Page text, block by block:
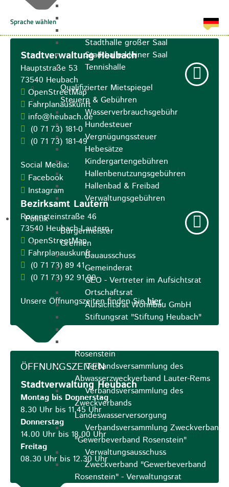
Stadthalle großer Saal
Stadthalle kleiner Saal
Tennishalle
Qualifizierter Mietspiegel
Steuern & Gebühren
Wasserverbrauchsgebühr
Hundesteuer
Vergnügungssteuer
Hebesätze
Kindergartengebühren
Hallenbenutzungsgebühren
Hallenbad & Freibad
Verwaltungsgebühren
Politik
Bürgermeister
Gremien
Bauausschuss
Gemeinderat
GEO - Vertreter im Aufsichtsrat
Ortschaftsrat
Aufsichtsrat Wohnbau GmbH
Stiftungsrat "Stiftung Heubach"
Rosenstein
Verbandsversammlung des
Abwasserzweckverband Lauter-Rems
Verbandsversammlung des
Zweckverbands
Landeswasserversorgung
Verbandsversammlung Zweckverband
"Gewerbeverband Rosenstein"
Verwaltungsausschuss
Zweckverband "Gewerbeverband
Rosenstein" - Verwaltungsrat
Stadtverwaltung Heubach
Hauptstraße 53
73540 Heubach
OpenStreetMap
Fahrplanauskunft
info@heubach.de
(0 71 73) 181-0
(0 71 73) 181-49
Social Media:
Facebook
Instagram
Bezirksamt Lautern
Rosensteinstraße 46
73540 Heubach-Lautern
OpenStreetMap
Fahrplanauskunft
(0 71 73) 89 41
(0 71 73) 92 91 00
Unsere Öffnungszeiten finden Siehier.
ÖFFNUNGSZEITEN
Stadtverwaltung Heubach
Montag bis Donnerstag
8.30 Uhr bis 11.45 Uhr
Donnerstag
14.00 Uhr bis 18.00 Uhr
Freitag
08.30 Uhr bis 12.30 Uhr